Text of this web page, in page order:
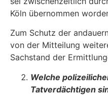
Köln übernommen
Zum Schutz der
von der Mitteilung
Sachstand der
Welche
Tatverdächtigen